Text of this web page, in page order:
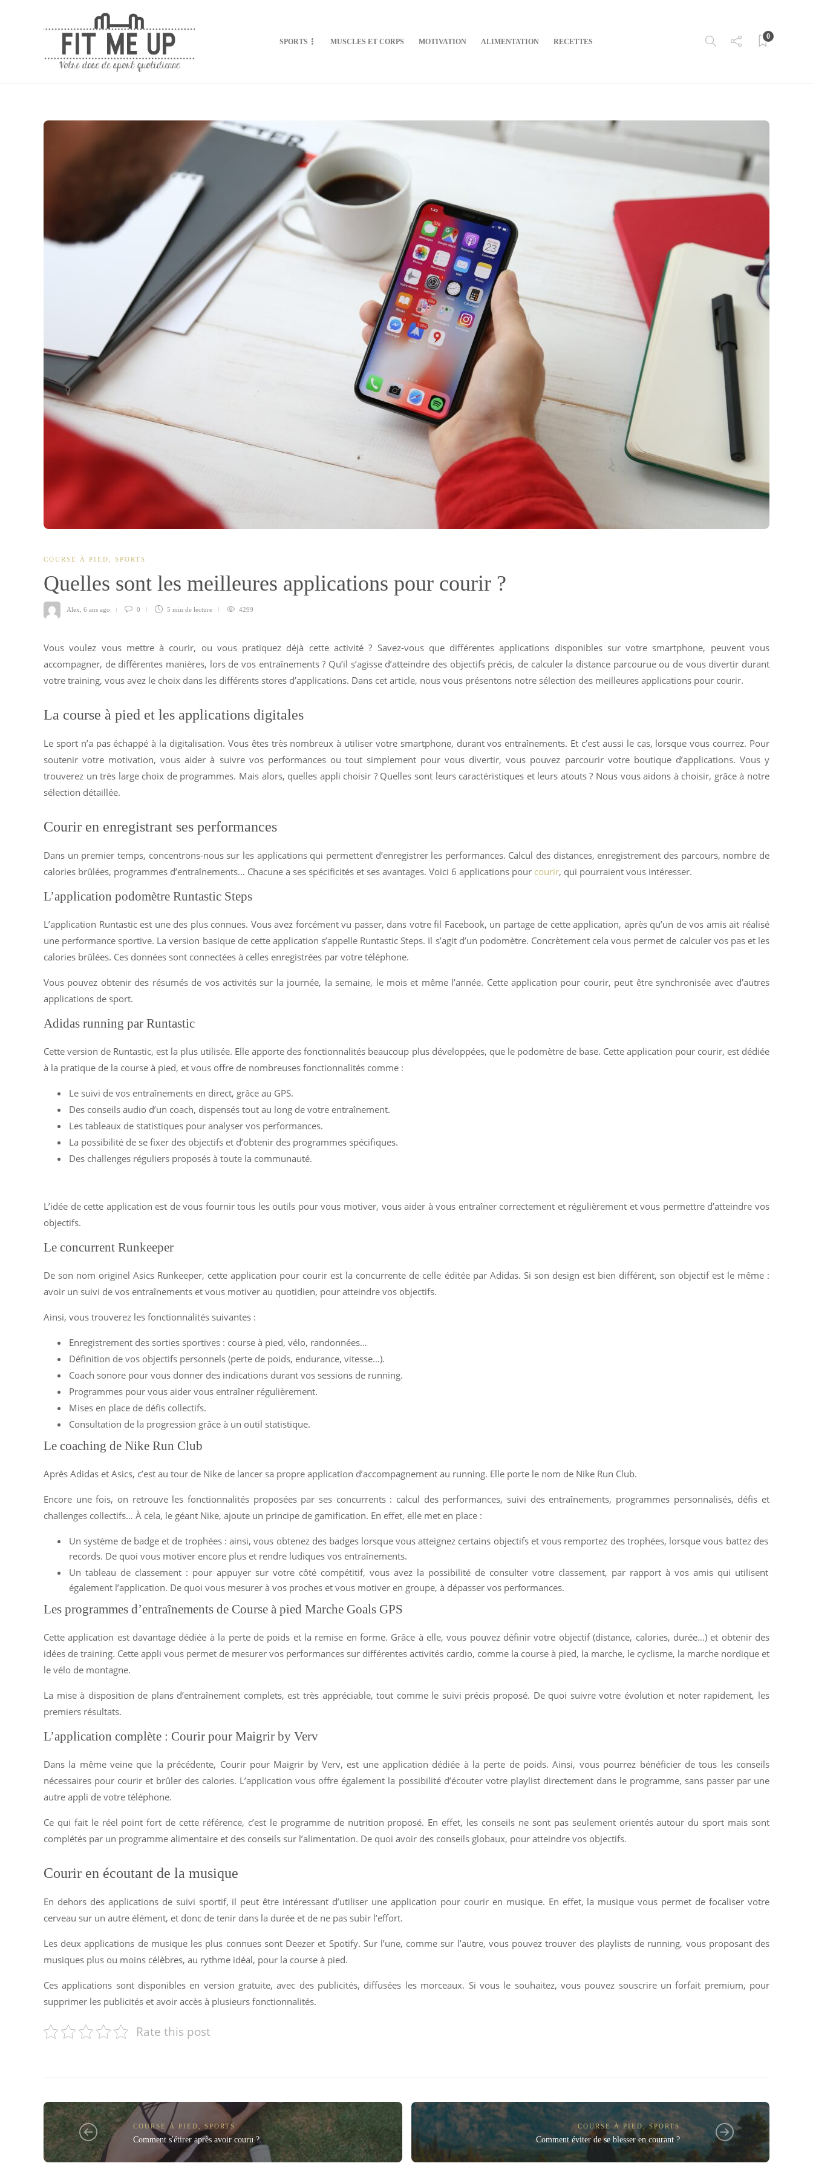
SPORTS MUSCLES ET CORPS MOTIVATION ALIMENTATION RECETTES
0
COURSE À PIED SPORTS
Quelles sont les meilleures applications pour courir ?
Alex 6 ans ago 0 5 min de lecture 4299
Vous voulez vous mettre à courir, ou vous pratiquez déjà cette activité ? Savez-vous que différentes applications disponibles sur votre smartphone, peuvent vous
accompagner, de différentes manières, lors de vos entraînements ? Qu’il s’agisse d’atteindre des objectifs précis, de calculer la distance parcourue ou de vous divertir durant
votre training, vous avez le choix dans les différents stores d’applications. Dans cet article, nous vous présentons notre sélection des meilleures applications pour courir.
La course à pied et les applications digitales
Le sport n’a pas échappé à la digitalisation. Vous êtes très nombreux à utiliser votre smartphone, durant vos entraînements. Et c’est aussi le cas, lorsque vous courrez. Pour
soutenir votre motivation, vous aider à suivre vos performances ou tout simplement pour vous divertir, vous pouvez parcourir votre boutique d’applications. Vous y
trouverez un très large choix de programmes. Mais alors, quelles appli choisir ? Quelles sont leurs caractéristiques et leurs atouts ? Nous vous aidons à choisir, grâce à notre
sélection détaillée.
Courir en enregistrant ses performances
Dans un premier temps, concentrons-nous sur les applications qui permettent d’enregistrer les performances. Calcul des distances, enregistrement des parcours, nombre de
calories brûlées, programmes d’entraînements… Chacune a ses spécificités et ses avantages. Voici 6 applications pour courir, qui pourraient vous intéresser.
L’application podomètre Runtastic Steps
L’application Runtastic est une des plus connues. Vous avez forcément vu passer, dans votre fil Facebook, un partage de cette application, après qu’un de vos amis ait réalisé
une performance sportive. La version basique de cette application s’appelle Runtastic Steps. Il s’agit d’un podomètre. Concrètement cela vous permet de calculer vos pas et les
calories brûlées. Ces données sont connectées à celles enregistrées par votre téléphone.
Vous pouvez obtenir des résumés de vos activités sur la journée, la semaine, le mois et même l’année. Cette application pour courir, peut être synchronisée avec d’autres
applications de sport.
Adidas running par Runtastic
Cette version de Runtastic, est la plus utilisée. Elle apporte des fonctionnalités beaucoup plus développées, que le podomètre de base. Cette application pour courir, est dédiée
à la pratique de la course à pied, et vous offre de nombreuses fonctionnalités comme :
Le suivi de vos entraînements en direct, grâce au GPS.
Des conseils audio d’un coach, dispensés tout au long de votre entraînement.
Les tableaux de statistiques pour analyser vos performances.
La possibilité de se fixer des objectifs et d’obtenir des programmes spécifiques.
Des challenges réguliers proposés à toute la communauté.
L’idée de cette application est de vous fournir tous les outils pour vous motiver, vous aider à vous entraîner correctement et régulièrement et vous permettre d’atteindre vos
objectifs.
Le concurrent Runkeeper
De son nom originel Asics Runkeeper, cette application pour courir est la concurrente de celle éditée par Adidas. Si son design est bien différent, son objectif est le même :
avoir un suivi de vos entraînements et vous motiver au quotidien, pour atteindre vos objectifs.
Ainsi, vous trouverez les fonctionnalités suivantes :
Enregistrement des sorties sportives : course à pied, vélo, randonnées…
Définition de vos objectifs personnels (perte de poids, endurance, vitesse…).
Coach sonore pour vous donner des indications durant vos sessions de running.
Programmes pour vous aider vous entraîner régulièrement.
Mises en place de défis collectifs.
Consultation de la progression grâce à un outil statistique.
Le coaching de Nike Run Club
Après Adidas et Asics, c’est au tour de Nike de lancer sa propre application d’accompagnement au running. Elle porte le nom de Nike Run Club.
Encore une fois, on retrouve les fonctionnalités proposées par ses concurrents : calcul des performances, suivi des entraînements, programmes personnalisés, défis et
challenges collectifs… À cela, le géant Nike, ajoute un principe de gamification. En effet, elle met en place :
Un système de badge et de trophées : ainsi, vous obtenez des badges lorsque vous atteignez certains objectifs et vous remportez des trophées, lorsque vous battez des
records. De quoi vous motiver encore plus et rendre ludiques vos entraînements.
Un tableau de classement : pour appuyer sur votre côté compétitif, vous avez la possibilité de consulter votre classement, par rapport à vos amis qui utilisent
également l’application. De quoi vous mesurer à vos proches et vous motiver en groupe, à dépasser vos performances.
Les programmes d’entraînements de Course à pied Marche Goals GPS
Cette application est davantage dédiée à la perte de poids et la remise en forme. Grâce à elle, vous pouvez définir votre objectif (distance, calories, durée…) et obtenir des
idées de training. Cette appli vous permet de mesurer vos performances sur différentes activités cardio, comme la course à pied, la marche, le cyclisme, la marche nordique et
le vélo de montagne.
La mise à disposition de plans d’entraînement complets, est très appréciable, tout comme le suivi précis proposé. De quoi suivre votre évolution et noter rapidement, les
premiers résultats.
L’application complète : Courir pour Maigrir by Verv
Dans la même veine que la précédente, Courir pour Maigrir by Verv, est une application dédiée à la perte de poids. Ainsi, vous pourrez bénéficier de tous les conseils
nécessaires pour courir et brûler des calories. L’application vous offre également la possibilité d’écouter votre playlist directement dans le programme, sans passer par une
autre appli de votre téléphone.
Ce qui fait le réel point fort de cette référence, c’est le programme de nutrition proposé. En effet, les conseils ne sont pas seulement orientés autour du sport mais sont
complétés par un programme alimentaire et des conseils sur l’alimentation. De quoi avoir des conseils globaux, pour atteindre vos objectifs.
Courir en écoutant de la musique
En dehors des applications de suivi sportif, il peut être intéressant d’utiliser une application pour courir en musique. En effet, la musique vous permet de focaliser votre
cerveau sur un autre élément, et donc de tenir dans la durée et de ne pas subir l’effort.
Les deux applications de musique les plus connues sont Deezer et Spotify. Sur l’une, comme sur l’autre, vous pouvez trouver des playlists de running, vous proposant des
musiques plus ou moins célèbres, au rythme idéal, pour la course à pied.
Ces applications sont disponibles en version gratuite, avec des publicités, diffusées les morceaux. Si vous le souhaitez, vous pouvez souscrire un forfait premium, pour
supprimer les publicités et avoir accès à plusieurs fonctionnalités.
Rate this post
COURSE À PIED,SPORTS
Comment s'étirer après avoir couru ?
COURSE À PIED,SPORTS
Comment éviter de se blesser en courant ?